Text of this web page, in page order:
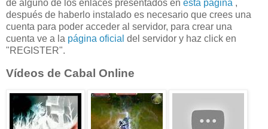
de alguno de los enlaces presentados en esta página ,
después de haberlo instalado es necesario que crees una
cuenta para poder acceder al servidor, para crear una
cuenta ve a la página oficial del servidor y haz click en
"REGISTER".
Vídeos de Cabal Online